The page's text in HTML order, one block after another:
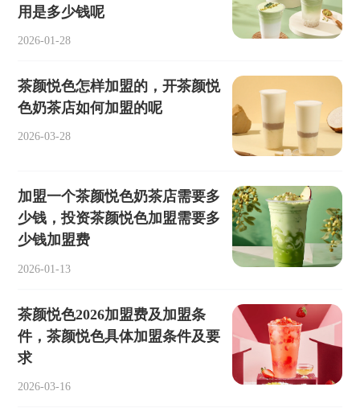
用是多少钱呢
2026-01-28
茶颜悦色怎样加盟的，开茶颜悦
色奶茶店如何加盟的呢
2026-03-28
加盟一个茶颜悦色奶茶店需要多
少钱，投资茶颜悦色加盟需要多
少钱加盟费
2026-01-13
茶颜悦色2026加盟费及加盟条
件，茶颜悦色具体加盟条件及要
求
2026-03-16